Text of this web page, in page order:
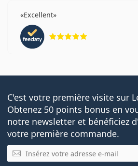
Excellent
C'est votre première visite sur
Obtenez 50 points bonus en
notre newsletter et bénéficiez
votre première commande.
E-mail